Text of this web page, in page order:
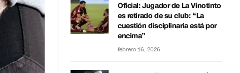
Oficial: Jugador de La Vinotinto
es retirado de su club: “La
cuestión disciplinaria está por
encima”
febrero 16, 2026